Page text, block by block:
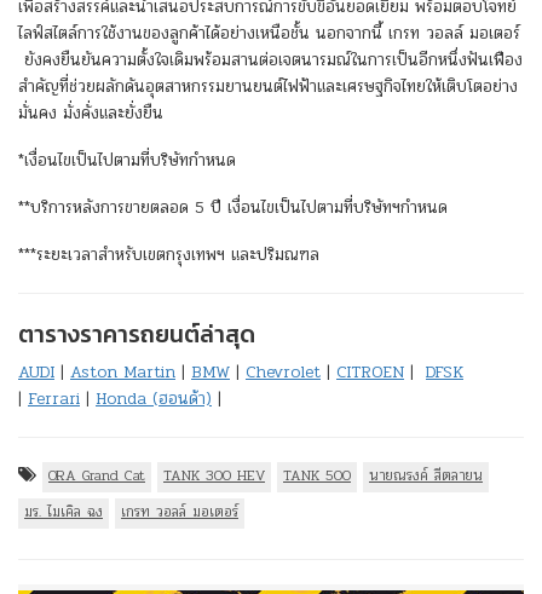
เพื่อสร้างสรรค์และนำเสนอประสบการณ์การขับขี่อันยอดเยี่ยม พร้อมตอบโจทย์
ไลฟ์สไตล์การใช้งานของลูกค้าได้อย่างเหนือชั้น นอกจากนี้ เกรท วอลล์ มอเตอร์
ยังคงยืนยันความตั้งใจเดิมพร้อมสานต่อเจตนารมณ์ในการเป็นอีกหนึ่งฟันเฟือง
สำคัญที่ช่วยผลักดันอุตสาหกรรมยานยนต์ไฟฟ้าและเศรษฐกิจไทยให้เติบโตอย่าง
มั่นคง มั่งคั่งและยั่งยืน
*เงื่อนไขเป็นไปตามที่บริษัทกำหนด
**บริการหลังการขายตลอด 5 ปี เงื่อนไขเป็นไปตามที่บริษัทฯกำหนด
***ระยะเวลาสำหรับเขตกรุงเทพฯ และปริมณฑล
ตารางราคารถยนต์ล่าสุด
AUDI | Aston Martin | BMW | Chevrolet | CITROEN | DFSK
| Ferrari | Honda (ฮอนด้า) |
ORA Grand Cat TANK 300 HEV TANK 500
นายณรงค์ สีตลายน
มร. ไมเคิล ฉง
เกรท วอลล์ มอเตอร์